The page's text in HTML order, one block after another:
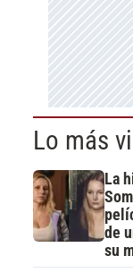
Lo más
La
de
su